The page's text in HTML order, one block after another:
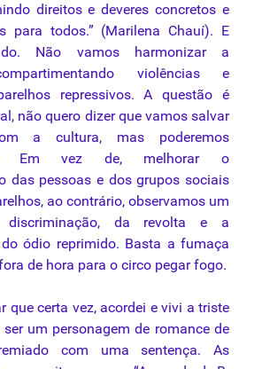
direitos e deveres concretos e
para todos.” (Marilena Chauí). E
Não vamos harmonizar a
violências e
repressivos. A questão é
não quero dizer que vamos salvar
a cultura, mas poderemos
lo. Em vez de, melhorar o
das pessoas e dos grupos sociais
ao contrário, observamos um
discriminação, da revolta e a
ódio reprimido. Basta a fumaça
de hora para o circo pegar fogo.
que certa vez, acordei e vivi a triste
ser um personagem de romance de
com uma sentença. As